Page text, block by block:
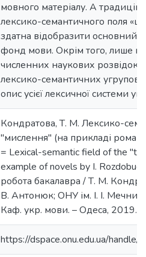
мовного матеріалу. А
лексико-семантичного поля
здатна відобразити основний
фонд мови. Окрім того, лише на
численних наукових розвідок
лексико-семантичних
опис усієї лексичної системи
Кондратова, Т. М. Лексико-
"мислення" (на прикладі
= Lexical-semantic field of the
example of novels by I.
робота бакалавра / Т. М.
В. Антонюк; ОНУ ім. І. І.
Каф. укр. мови. – Одеса, 2019. –
https://dspace.onu.edu.ua/